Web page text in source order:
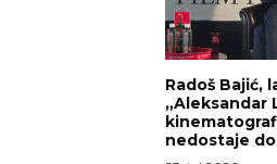
Radoš Bajić,
„Aleksandar
nedostaje